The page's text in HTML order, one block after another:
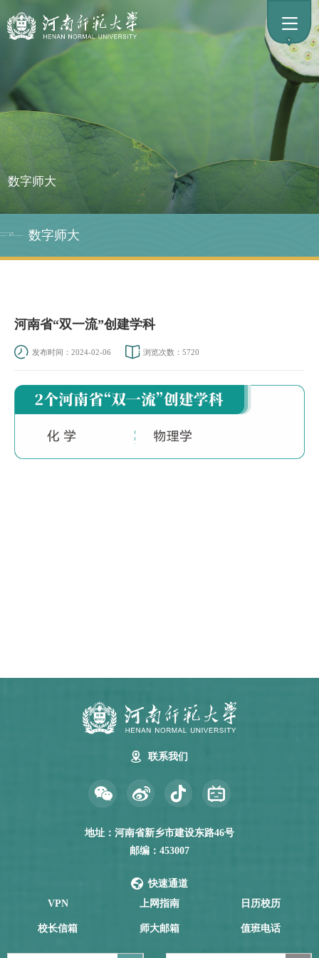
数字师大
数字师大
河南省“双一流”创建学科
发布时间：2024-02-06 浏览次数： 5720
联系我们
地址：河南省新乡市建设东路46号
邮编：453007
快速通道
VPN
上网指南 日历校历
校长信箱 师大邮箱 值班电话